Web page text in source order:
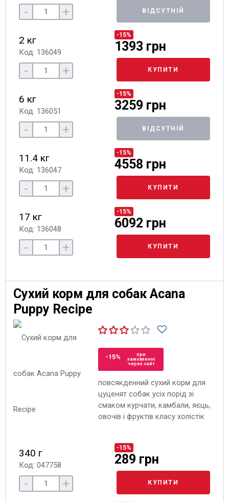
- + ВІДСУТНІЙ
2 кг
Код: 136049
-15%
1393 грн
- + КУПИТИ
6 кг
Код: 136051
-15%
3259 грн
- + ВІДСУТНІЙ
11.4 кг
Код: 136047
-15%
4558 грн
- + КУПИТИ
17 кг
Код: 136048
-15%
6092 грн
- + КУПИТИ
Сухий корм для собак Acana
Puppy Recipe
-15%
при
замовленні
через сайт
повсякденний сухий корм для
цуценят собак усіх порід зі
смаком курчати, камбали, яєць,
овочів і фруктів класу холістік
340 г
Код: 047758
-15%
289 грн
- + КУПИТИ